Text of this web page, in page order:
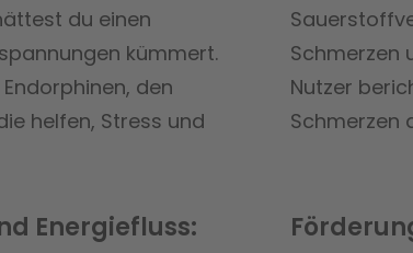
du einen
kümmert.
den
helfen, Stress und
Schmerzen
Nutzer
Schmerzen
Energiefluss: